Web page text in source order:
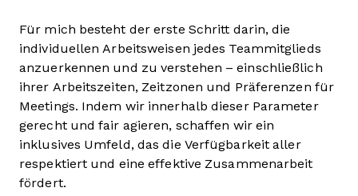
Für mich besteht der erste Schritt darin, die
individuellen Arbeitsweisen jedes Teammitglieds
anzuerkennen und zu verstehen – einschließlich
ihrer Arbeitszeiten, Zeitzonen und Präferenzen für
Meetings. Indem wir innerhalb dieser Parameter
gerecht und fair agieren, schaffen wir ein
inklusives Umfeld, das die Verfügbarkeit aller
respektiert und eine effektive Zusammenarbeit
fördert.